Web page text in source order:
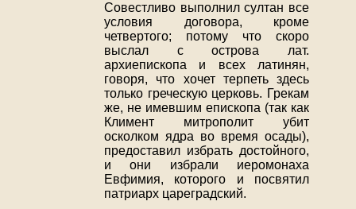
Совестливо выполнил султан все
условия договора, кроме
четвертого; потому что скоро
выслал с острова лат.
архиепископа и всех латинян,
говоря, что хочет терпеть здесь
только греческую церковь. Грекам
же, не имевшим епископа (так как
Климент митрополит убит
осколком ядра во время осады),
предоставил избрать достойного,
и они избрали иеромонаха
Евфимия, которого и посвятил
патриарх цареградский.